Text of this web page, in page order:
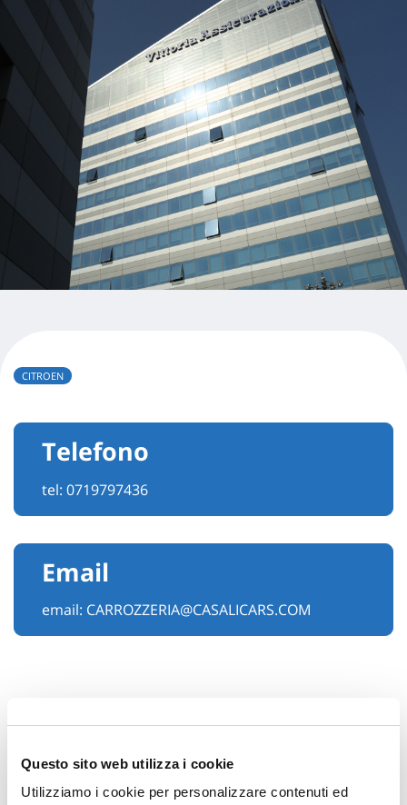
Questo sito web utilizza i cookie
Utilizziamo i cookie per personalizzare contenuti ed
CITROEN
Telefono
tel: 0719797436
Email
email: CARROZZERIA@CASALICARS.COM